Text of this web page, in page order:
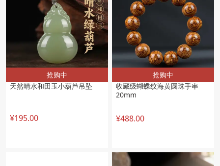
抢购中
天然晴水和田玉小葫芦吊坠
¥195.00
抢购中
收藏级蝴蝶纹海黄圆珠手串
20mm
¥488.00